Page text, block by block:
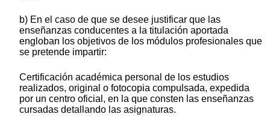
b) En el caso de que se desee justificar que las
enseñanzas conducentes a la titulación aportada
engloban los objetivos de los módulos profesionales que
se pretende impartir:
Certificación académica personal de los estudios
realizados, original o fotocopia compulsada, expedida
por un centro oficial, en la que consten las enseñanzas
cursadas detallando las asignaturas.